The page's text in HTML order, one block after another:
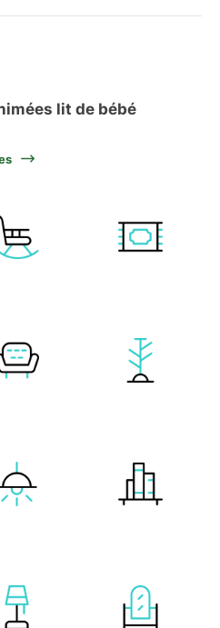
lit de bébé